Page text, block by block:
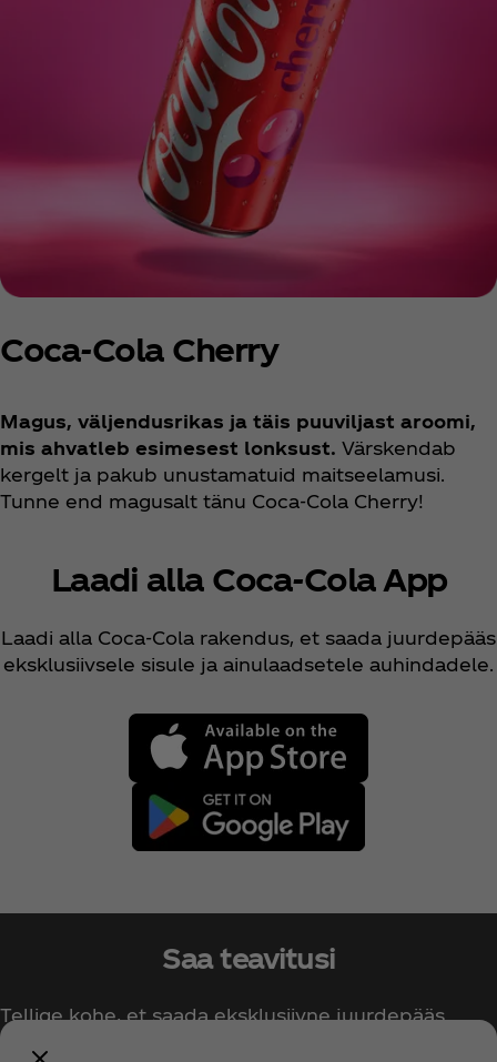
Coca‑Cola Cherry
Magus, väljendusrikas ja täis puuviljast aroomi,
mis ahvatleb esimesest lonksust. Värskendab
kergelt ja pakub unustamatuid maitseelamusi.
Tunne end magusalt tänu Coca‑Cola Cherry!
Laadi alla Coca‑Cola App
Laadi alla Coca‑Cola rakendus, et saada juurdepääs
eksklusiivsele sisule ja ainulaadsetele auhindadele.
Saa teavitusi
Tellige kohe, et saada eksklusiivne juurdepääs
kõigile Coca‑Cola asjadele!